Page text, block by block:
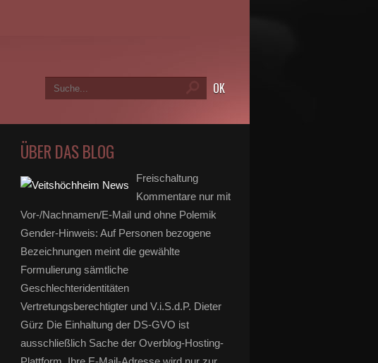
ÜBER DAS BLOG
Freischaltung
Kommentare nur mit
Vor-/Nachnamen/E-Mail und ohne Polemik
Gender-Hinweis: Auf Personen bezogene
Bezeichnungen meint die gewählte
Formulierung sämtliche
Geschlechteridentitäten
Vertretungsberechtigter und V.i.S.d.P. Dieter
Gürz Die Einhaltung der DS-GVO ist
ausschließlich Sache der Overblog-Hosting-